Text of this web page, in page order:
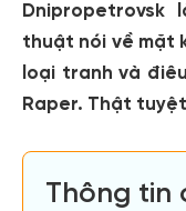
thuật nói về mặt
loại tranh và
Raper. Thật
Thông tin